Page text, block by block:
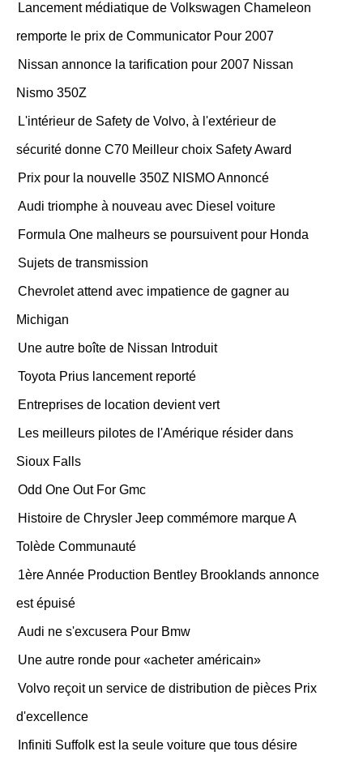
Lancement médiatique de Volkswagen Chameleon
remporte le prix de Communicator Pour 2007
Nissan annonce la tarification pour 2007 Nissan
Nismo 350Z
L'intérieur de Safety de Volvo, à l'extérieur de
sécurité donne C70 Meilleur choix Safety Award
Prix ​​pour la nouvelle 350Z NISMO Annoncé
Audi triomphe à nouveau avec Diesel voiture
Formula One malheurs se poursuivent pour Honda
Sujets de transmission
Chevrolet attend avec impatience de gagner au
Michigan
Une autre boîte de Nissan Introduit
Toyota Prius lancement reporté
Entreprises de location devient vert
Les meilleurs pilotes de l'Amérique résider dans
Sioux Falls
Odd One Out For Gmc
Histoire de Chrysler Jeep commémore marque A
Tolède Communauté
1ère Année Production Bentley Brooklands annonce
est épuisé
Audi ne s'excusera Pour Bmw
Une autre ronde pour «acheter américain»
Volvo reçoit un service de distribution de pièces Prix
d'excellence
Infiniti Suffolk est la seule voiture que tous désire